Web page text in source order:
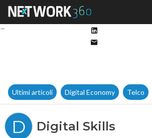
Ultimi articoli Digital Economy Telco
D Digital Skills